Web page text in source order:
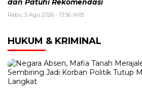
dan Patuhi Rekomendasi
Rabu, 5 Agu 2026 - 13:56 WIB
HUKUM & KRIMINAL